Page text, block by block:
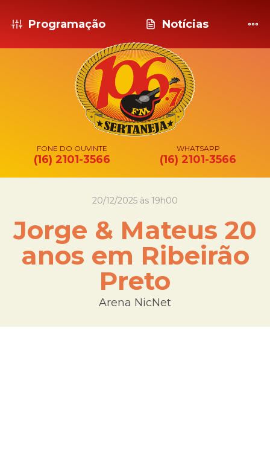
Programação Notícias
FONE DO OUVINTE
(16) 2101-3566
WHATSAPP
(16) 2101-3566
20/12/2025 às 19h00
Jorge & Mateus 20
anos em Ribeirão
Preto
Arena NicNet